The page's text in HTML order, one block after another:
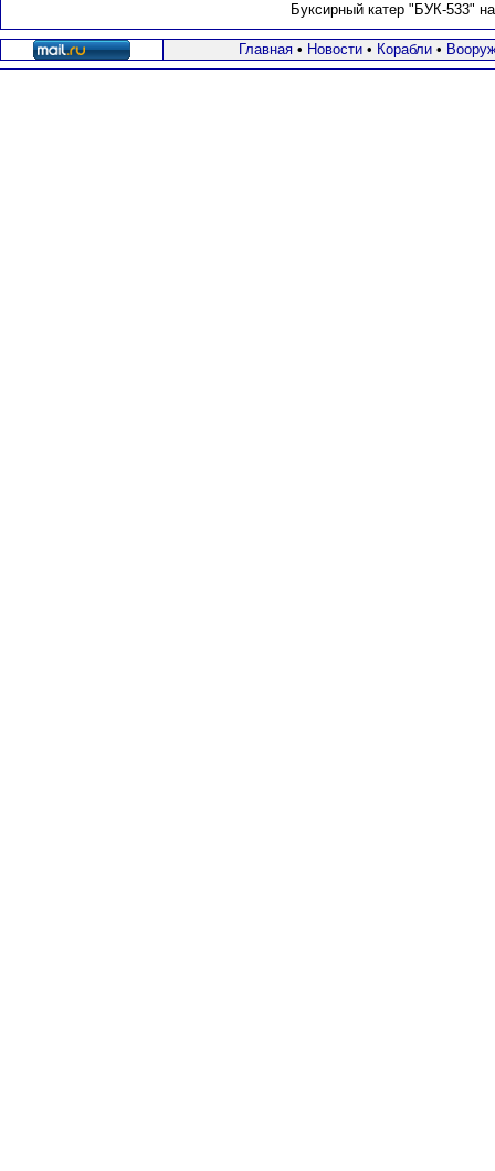
Буксирный катер "БУК-533"
Главная• Новости• Корабли•